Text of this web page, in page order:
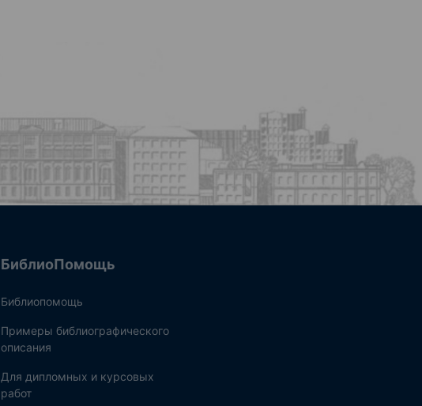
БиблиоПомощь
Библиопомощь
Примеры библиографического
описания
Для дипломных и курсовых
работ